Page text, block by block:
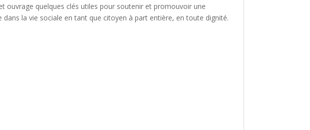
ouvrage quelques clés utiles pour soutenir et promouvoir une
la vie sociale en tant que citoyen à part entière, en toute dignité.